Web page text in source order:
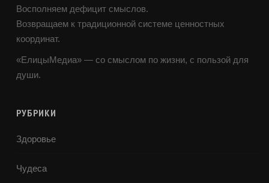
Восполняем дефицит смыслов.
Возвращаем к традиционной системе ценностных
координат.
«ЕлицыМедиа» — со смыслом по жизни, с пользой для
души.
РУБРИКИ
Здоровье
Чудеса